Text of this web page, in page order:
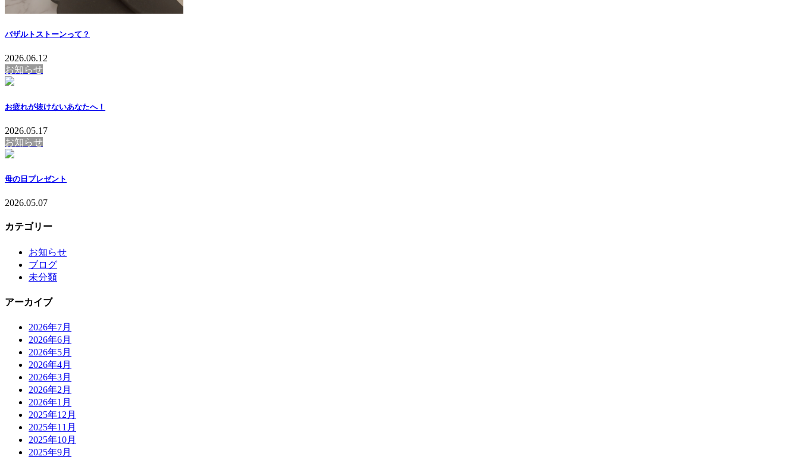
バザルトストーンって？
2026.06.12
お知らせ
お疲れが抜けないあなたへ！
2026.05.17
お知らせ
母の日プレゼント
2026.05.07
カテゴリー
お知らせ
ブログ
未分類
アーカイブ
2026年7月
2026年6月
2026年5月
2026年4月
2026年3月
2026年2月
2026年1月
2025年12月
2025年11月
2025年10月
2025年9月